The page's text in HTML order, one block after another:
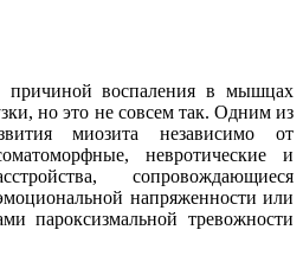
причиной воспаления в мышцах
но это не совсем так. Одним из
миозита независимо от
невротические и
сопровождающиеся
напряженности или
пароксизмальной тревожности